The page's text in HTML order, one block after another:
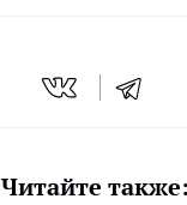
Читайте также: